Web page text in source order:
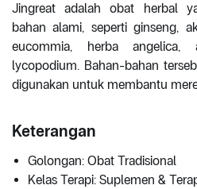
Jingreat adalah obat herbal
bahan alami, seperti ginseng,
eucommia, herba angelica,
lycopodium. Bahan-bahan
digunakan untuk membantu
Keterangan
Golongan: Obat Tradisional
Kelas Terapi: Suplemen &